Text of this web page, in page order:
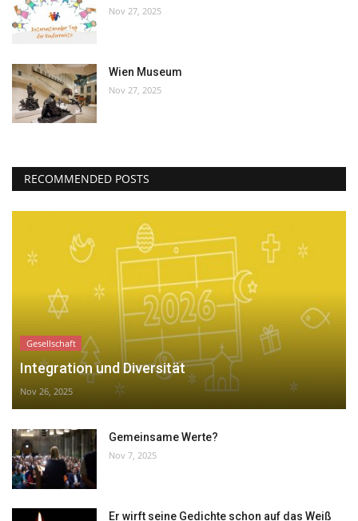
Nov 27, 2025
Wien Museum
Nov 27, 2025
RECOMMENDED POSTS
Gesellschaft
Integration und Diversität
Nov 26, 2025
Gemeinsame Werte?
Nov 7, 2025
Er wirft seine Gedichte schon auf das Weiß